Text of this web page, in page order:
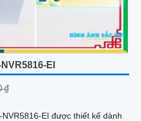
EI
₫
EI được thiết kế dành